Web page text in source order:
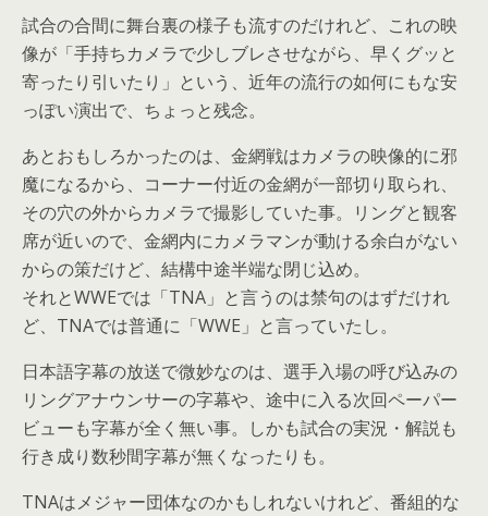
試合の合間に舞台裏の様子も流すのだけれど、これの映
像が「手持ちカメラで少しブレさせながら、早くグッと
寄ったり引いたり」という、近年の流行の如何にもな安
っぽい演出で、ちょっと残念。
あとおもしろかったのは、金網戦はカメラの映像的に邪
魔になるから、コーナー付近の金網が一部切り取られ、
その穴の外からカメラで撮影していた事。リングと観客
席が近いので、金網内にカメラマンが動ける余白がない
からの策だけど、結構中途半端な閉じ込め。
それとWWEでは「TNA」と言うのは禁句のはずだけれ
ど、TNAでは普通に「WWE」と言っていたし。
日本語字幕の放送で微妙なのは、選手入場の呼び込みの
リングアナウンサーの字幕や、途中に入る次回ペーパー
ビューも字幕が全く無い事。しかも試合の実況・解説も
行き成り数秒間字幕が無くなったりも。
TNAはメジャー団体なのかもしれないけれど、番組的な